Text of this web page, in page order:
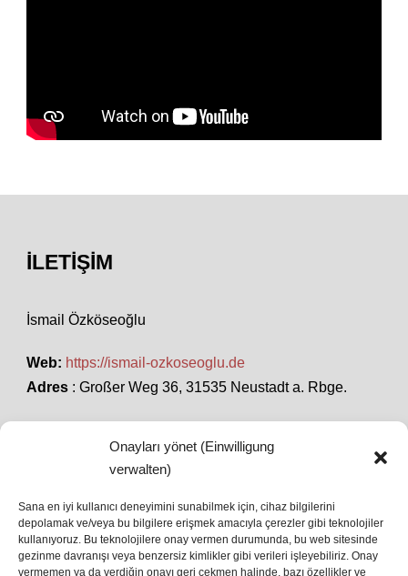
Onayları yönet (Einwilligung
verwalten)
Sana en iyi kullanıcı deneyimini sunabilmek için, cihaz bilgilerini
depolamak ve/veya bu bilgilere erişmek amacıyla çerezler gibi teknolojiler
kullanıyoruz. Bu teknolojilere onay vermen durumunda, bu web sitesinde
gezinme davranışı veya benzersiz kimlikler gibi verileri işleyebiliriz. Onay
vermemen ya da verdiğin onayı geri çekmen halinde, bazı özellikler ve
İLETIŞIM
İsmail Özköseoğlu
Web: https://ismail-ozkoseoglu.de
Adres : Großer Weg 36, 31535 Neustadt a. Rbge.
SON HABERLER
İstanbul’da Avrupa Ligi Finali: Freiburg ve Aston
Villa Boğaz’da Tarih Yazmaya Hazırlanıyor
08 May 2026